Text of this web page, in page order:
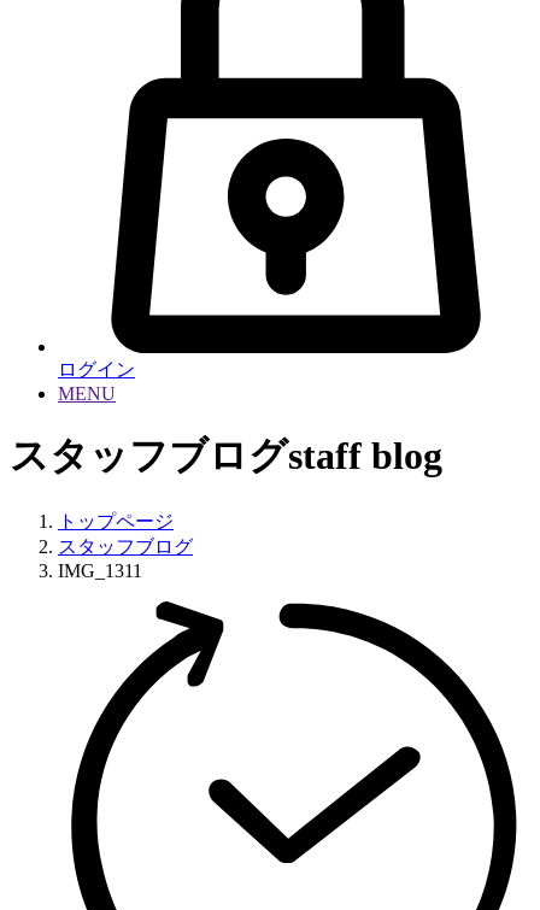
ログイン
MENU
スタッフブログstaff blog
トップページ
スタッフブログ
IMG_1311